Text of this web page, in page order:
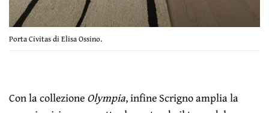
Porta Civitas di Elisa Ossino.
Con la collezioneOlympia, infine Scrigno amplia la